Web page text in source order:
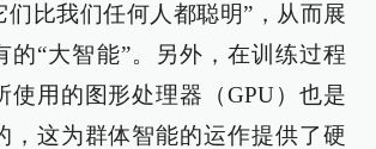
们比我们任何人都聪明”，从而展
的“大智能”。另外，在训练过程
使用的图形处理器（GPU）也是
，这为群体智能的运作提供了硬